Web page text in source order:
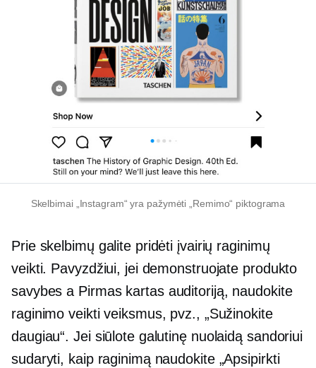
Skelbimai „Instagram“ yra pažymėti „Remimo“ piktograma
Prie skelbimų galite pridėti įvairių raginimų
veikti. Pavyzdžiui, jei demonstruojate produkto
savybes a Pirmas kartasauditoriją, naudokite
raginimo veikti veiksmus, pvz., „Sužinokite
daugiau“. Jei siūlote galutinę nuolaidą sandoriui
sudaryti, kaip raginimą naudokite „Apsipirkti